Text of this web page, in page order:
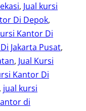
, Jual kursi
Di Depok
Kantor Di
Jakarta Pusat
, Jual Kursi
Kantor Di
, jual kursi
di